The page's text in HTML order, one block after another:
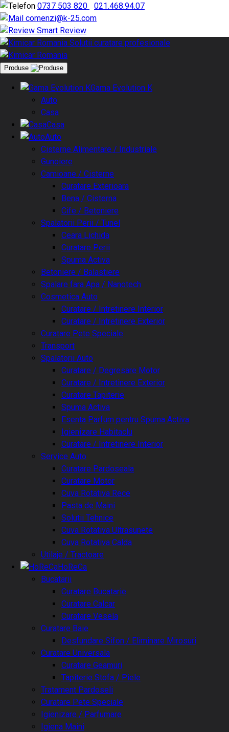
0737 503 820
021.468.94.07
comenzi@k-25.com
Smart Review
Produse
Gama Evolution K
Auto
Casa
Casa
Auto
Cisterne Alimentare / Industriale
Gunoiere
Camioane / Cisterne
Curatare Exterioara
Bena / Cisterna
Cife / Betoniere
Spalatorii Perii / Tunel
Ceara Lichida
Curatare Perii
Spuma Activa
Betoniere / Balastiere
Spalare fara Apa / Nanotech
Cosmetica Auto
Curatare / Intretinere Interior
Curatare / Intretinere Exterior
Curatare Pete Speciale
Transport
Spalatorii Auto
Curatare / Degresare Motor
Curatare / Intretinere Exterior
Curatare Tapiterie
Spuma Activa
Esenta Parfum pentru Spuma Activa
Igienizare Habitaclu
Curatare / Intretinere Interior
Service Auto
Curatare Pardoseala
Curatare Motor
Cuva Rotativa Rece
Pasta de Maini
Solutii Tehnice
Cuva Rotativa Ultrasunete
Cuva Rotativa Calda
Utilaje / Tractoare
HoReCa
Bucatarii
Curatare Bucatarie
Curatare Calcar
Curatare Vesela
Curatare Baie
Desfundare Sifon / Eliminare Mirosuri
Curatare Universala
Curatare Geamuri
Tapiterie Stofa / Piele
Tratament Pardoseli
Curatare Pete Speciale
Igienizare / Parfumare
Igiena Maini